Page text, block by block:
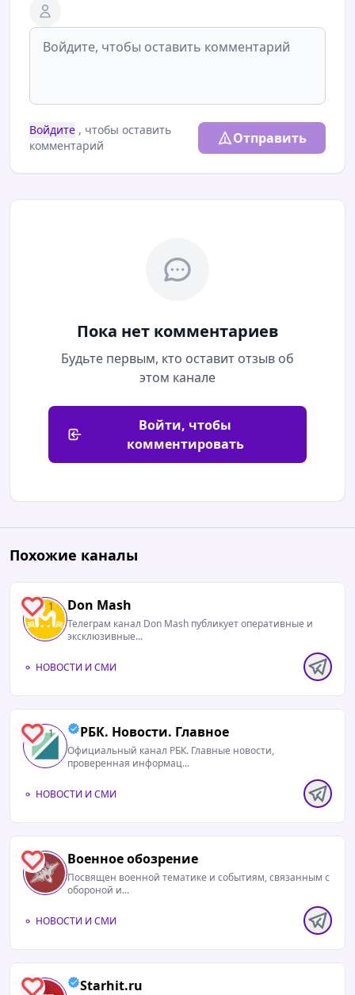
Войдите , чтобы оставить
комментарий
Отправить
Пока нет комментариев
Будьте первым, кто оставит отзыв об
этом канале
Войти, чтобы
комментировать
Похожие каналы
1 Don Mash
Телеграм канал Don Mash публикует оперативные и
эксклюзивные...
НОВОСТИ И СМИ
1 РБК. Новости. Главное
Официальный канал РБК. Главные новости,
проверенная информац...
НОВОСТИ И СМИ
2 Военное обозрение
Посвящен военной тематике и событиям, связанным с
обороной и...
НОВОСТИ И СМИ
1 Starhit.ru